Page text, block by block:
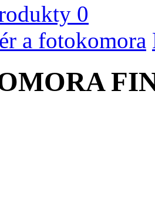
0
a fotokomora